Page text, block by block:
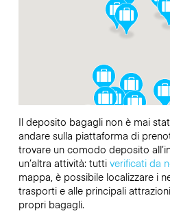
Il deposito bagagli non è mai
andare sulla piattaforma di
trovare un comodo deposito
un’altra attività: tutti verificati da
mappa, è possibile localizzare i
trasporti e alle principali
propri bagagli.